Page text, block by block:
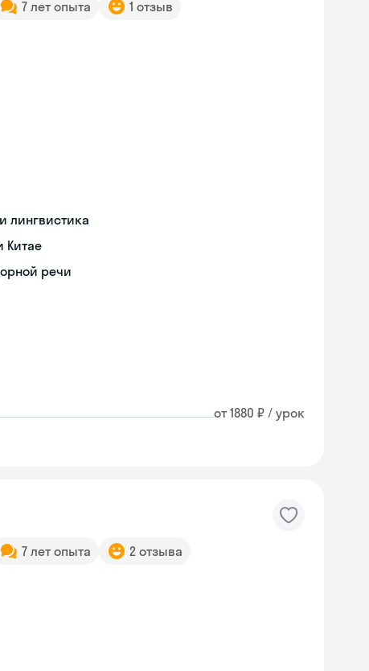
7 лет опыта 1 отзыв
лингвистика
Китае
речи
от 1880 ₽ / урок
7 лет опыта 2 отзыва